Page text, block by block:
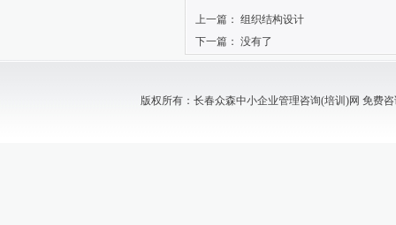
上一篇： 组织结构设计
下一篇： 没有了
版权所有：长春众森中小企业管理咨询(培训)网 免费咨